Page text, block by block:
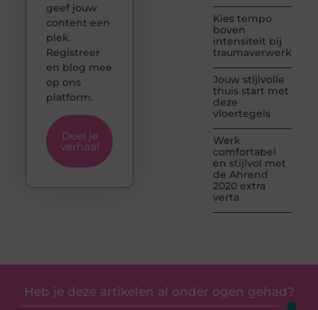
Kies tempo
boven
intensiteit bij
traumaverwerking
Jouw stijlvolle
thuis start met
deze
vloertegels
Werk
comfortabel
en stijlvol met
de Ahrend
2020 extra
verta
geef jouw
content een
plek.
Registreer
en blog mee
op ons
platform.
Deel je
verhaal
Heb je deze artikelen al onder ogen gehad?